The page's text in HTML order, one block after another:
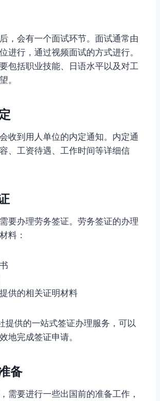
，会有一个面试环节。面试通常由
进行，通过视频面试的方式进行。
包括职业技能、日语水平以及对工
。
收到用人单位的内定通知。内定通
、工资待遇、工作时间等详细信
要办理劳务签证。劳务签证的办理
料：
供的相关证明材料
提供的一站式签证办理服务，可以
地完成签证申请。
备
需要进行一些出国前的准备工作，